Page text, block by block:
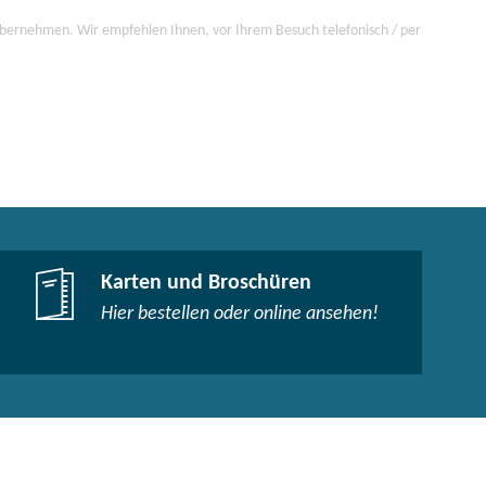
Wir empfehlen Ihnen, vor Ihrem Besuch telefonisch / per
Karten und Broschüren
Hier bestellen oder online ansehen!